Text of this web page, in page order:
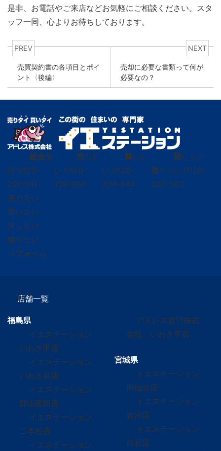
是非、お電話やご来店などお気軽にご相談ください。スタ
ッフ一同、心よりお待ちしております。
PREV
売買契約書の各項目とポイ
ント〈後編〉
NEXT
売却に必要な書類って何が
必要なの？
総合受
付 0120-
297-011
売りた
い 0120-
139-664
買いた
い 0120-
424-544
貸し たい
借り たい 0120-
302-563
売りたい
買いたい
貸したい
借りたい
リフォーム
店舗一覧
福島県
イエステーション
いわき平店
イエステーション
いわき泉店
イエステーション
郡山富田店
イエステーション
二本松店
イエステーション
アドレス賃貸株式
会社 いわき平店
宮城県
イエステーション
南仙台店
イエステーション
岩沼店
イエステーション
白石店